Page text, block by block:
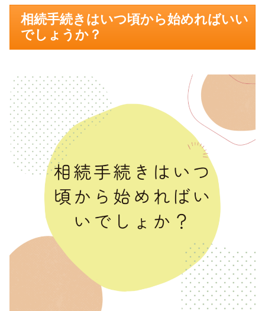
相続手続きはいつ頃から始めればいい
でしょうか？